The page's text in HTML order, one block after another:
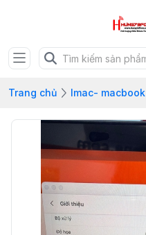
Trang chủ Imac- macbook